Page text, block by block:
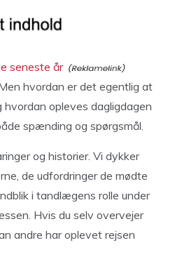
seneste år
hvordan er det egentlig at
opleves dagligdagen
spænding og spørgsmål.
og historier. Vi dykker
de udfordringer de mødte
i tandlægens rolle under
Hvis du selv overvejer
andre har oplevet rejsen